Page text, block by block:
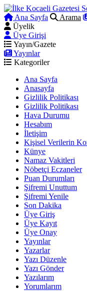
Ana Sayfa Arama
Üyelik
Üye Girişi
Yayın/Gazete
Yayınlar
Kategoriler
Ana Sayfa
Anasayfa
Gizlilik Politikası
Gizlilik Politikası
Hava Durumu
Hesabım
İletişim
Kişisel Verilerin
Künye
Namaz Vakitleri
Nöbetçi Eczaneler
Puan Durumları
Şifremi Unuttum
Şifremi Yenile
Son Dakika
Üye Giriş
Üye Kayıt
Üye Onay
Yayınlar
Yazarlar
Yazı Düzenle
Yazı Gönder
Yazılarım
Yorumlarım